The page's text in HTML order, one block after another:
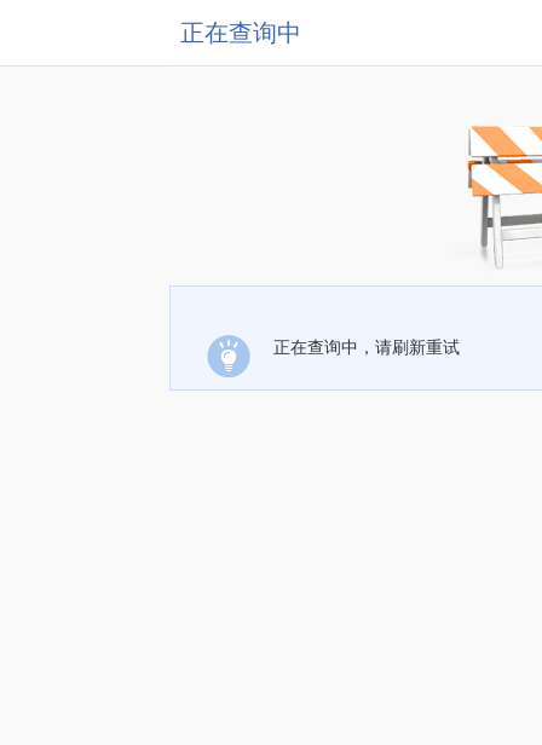
正在查询中
正在查询中，请刷新重试